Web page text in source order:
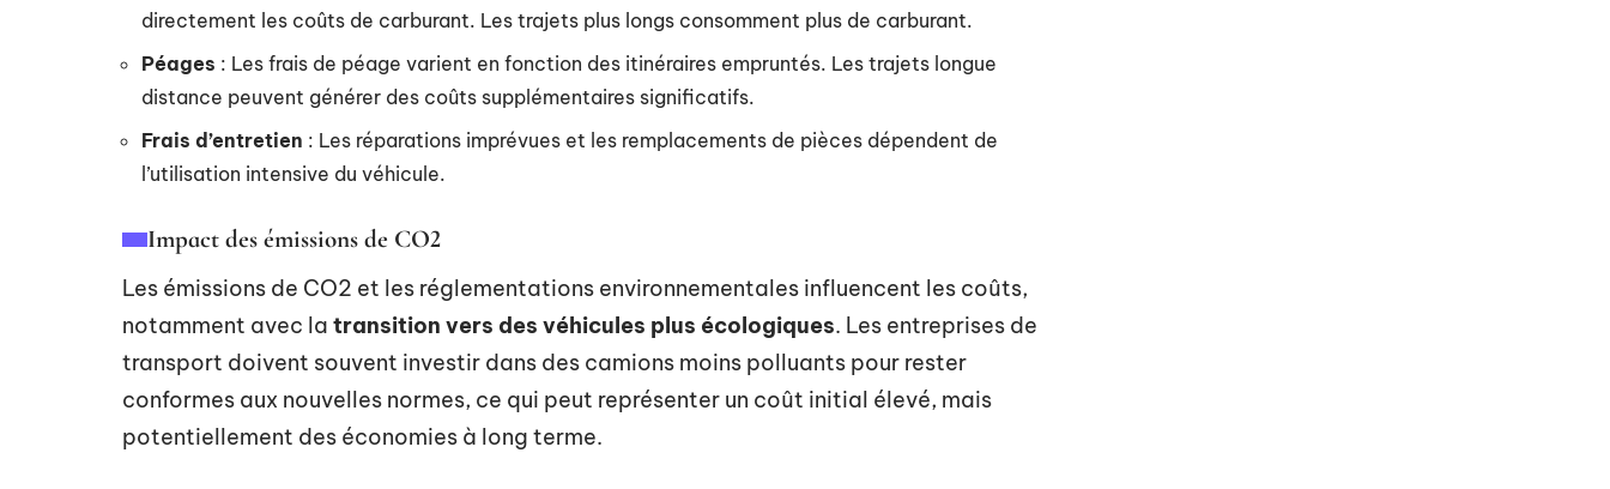
directement les coûts de carburant. Les trajets plus longs consomment plus de carburant.
Péages : Les frais de péage varient en fonction des itinéraires empruntés. Les trajets longue
distance peuvent générer des coûts supplémentaires significatifs.
Frais d’entretien : Les réparations imprévues et les remplacements de pièces dépendent de
l’utilisation intensive du véhicule.
Impact des émissions de CO2
Les émissions de CO2 et les réglementations environnementales influencent les coûts,
notamment avec la transition vers des véhicules plus écologiques. Les entreprises de
transport doivent souvent investir dans des camions moins polluants pour rester
conformes aux nouvelles normes, ce qui peut représenter un coût initial élevé, mais
potentiellement des économies à long terme.